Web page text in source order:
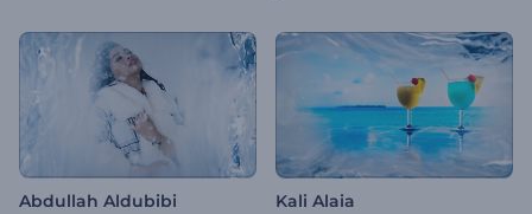
Abdullah Aldubibi Kali Alaia